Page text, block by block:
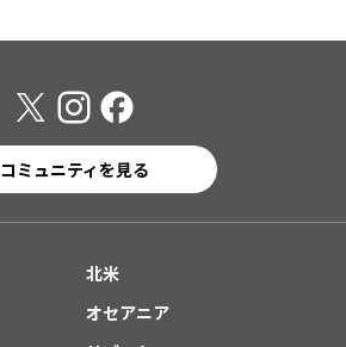
コミュニティを見る
北米
オセアニア